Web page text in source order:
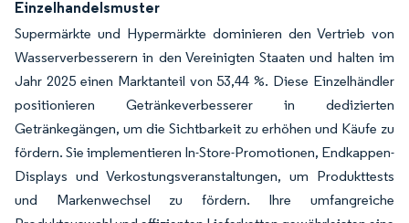
Einzelhandelsmuster
Supermärkte und Hypermärkte dominieren den Vertrieb von
Wasserverbesserern in den Vereinigten Staaten und halten im
Jahr 2025 einen Marktanteil von 53,44 %. Diese Einzelhändler
positionieren Getränkeverbesserer in dedizierten
Getränkegängen, um die Sichtbarkeit zu erhöhen und Käufe zu
fördern. Sie implementieren In-Store-Promotionen, Endkappen-
Displays und Verkostungsveranstaltungen, um Produkttests
und Markenwechsel zu fördern. Ihre umfangreiche